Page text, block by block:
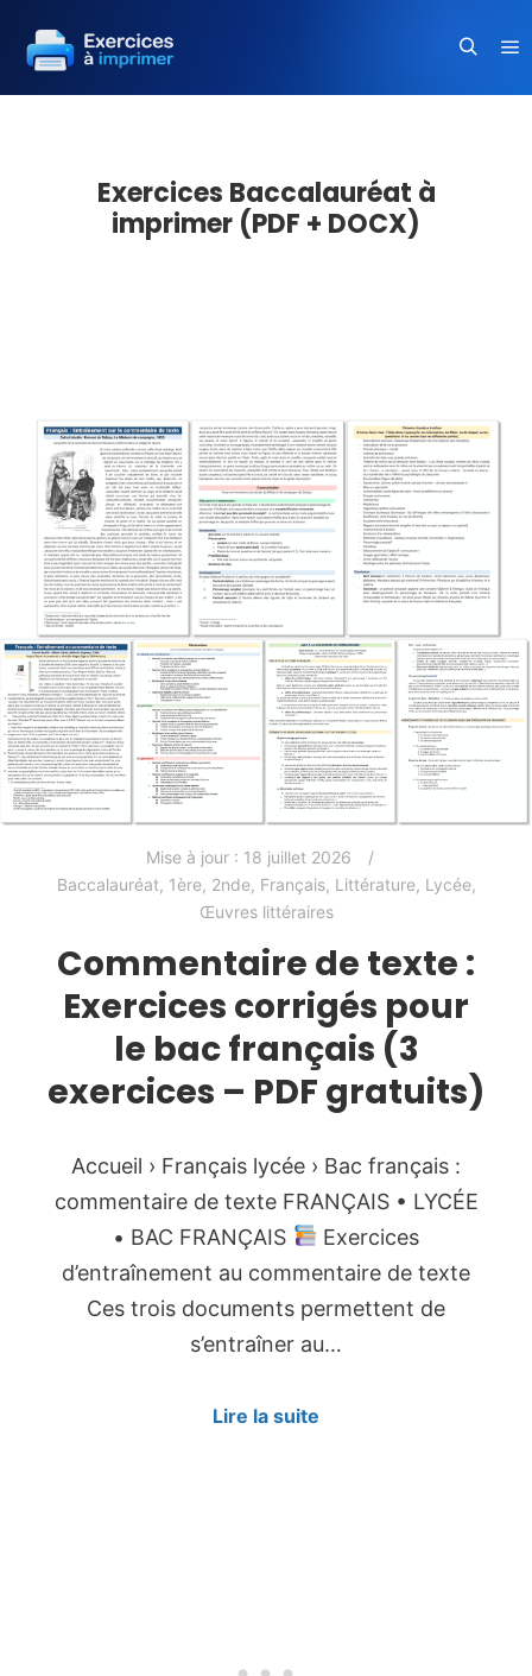
Exercices Baccalauréat à
imprimer (PDF + DOCX)
Mise à jour : 18 juillet 2026
Baccalauréat, 1ère, 2nde, Français, Littérature, Lycée,
Œuvres littéraires
Commentaire de texte :
Exercices corrigés pour
le bac français (3
exercices – PDF gratuits)
Accueil › Français lycée › Bac français :
commentaire de texte FRANÇAIS • LYCÉE
• BAC FRANÇAIS
Exercices
d’entraînement au commentaire de texte
Ces trois documents permettent de
s’entraîner au…
Lire la suite